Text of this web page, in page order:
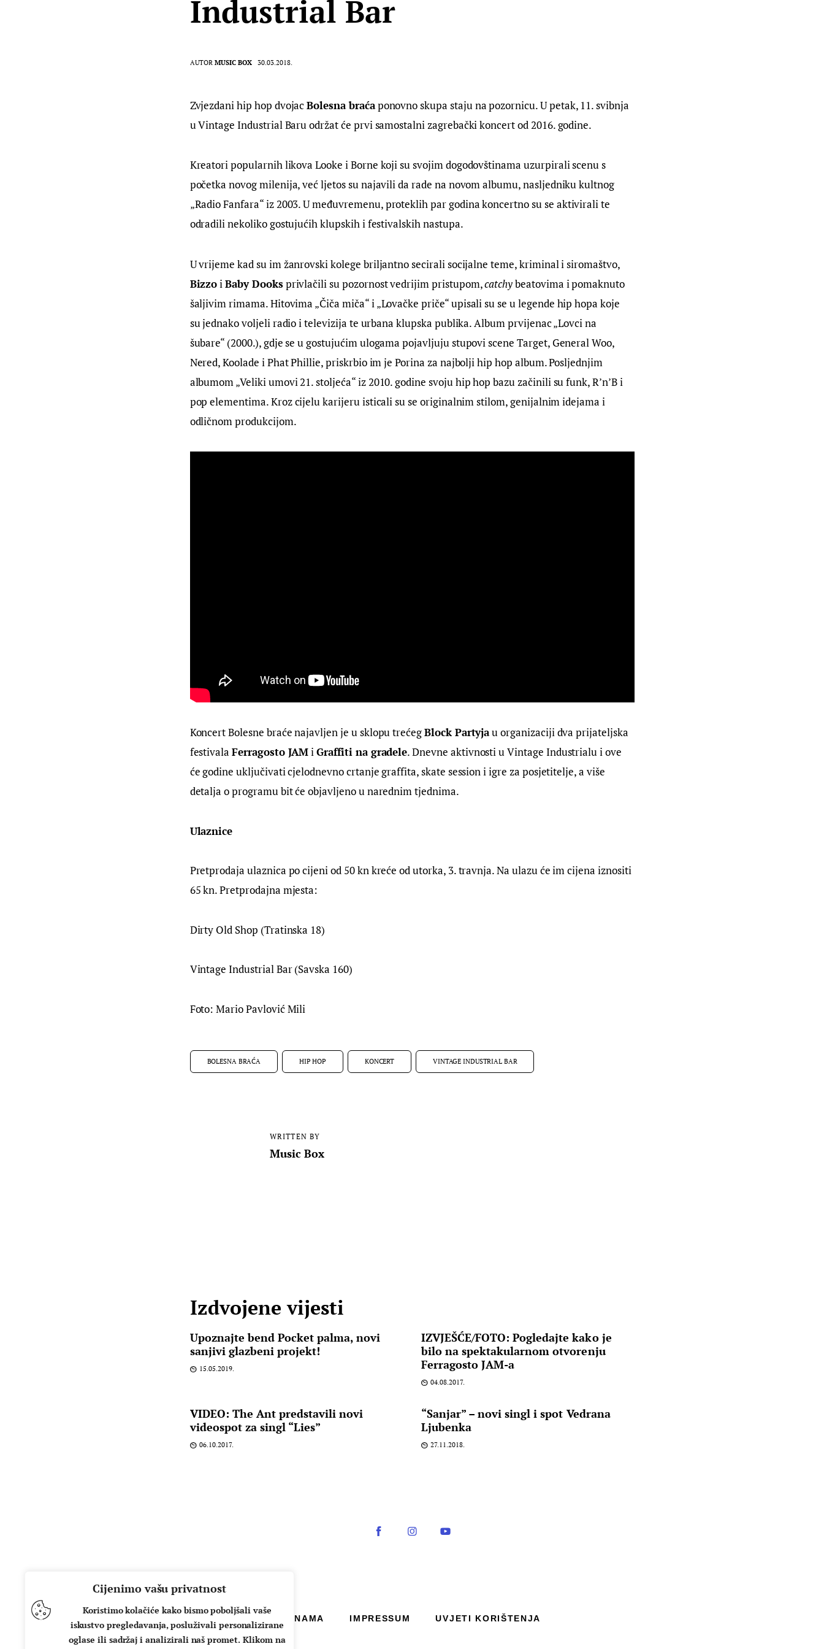
Cijenimo vašu privatnost
Koristimo kolačiće kako bismo poboljšali vaše
iskustvo pregledavanja, posluživali personalizirane
oglase ili sadržaj i analizirali naš promet. Klikom na
Industrial Bar
AUTOR MUSIC BOX 30.03.2018.
Zvjezdani hip hop dvojac Bolesna braća ponovno skupa staju na pozornicu. U petak, 11. svibnja
u Vintage Industrial Baru održat će prvi samostalni zagrebački koncert od 2016. godine.
Kreatori popularnih likova Looke i Borne koji su svojim dogodovštinama uzurpirali scenu s
početka novog milenija, već ljetos su najavili da rade na novom albumu, nasljedniku kultnog
„Radio Fanfara“ iz 2003. U međuvremenu, proteklih par godina koncertno su se aktivirali te
odradili nekoliko gostujućih klupskih i festivalskih nastupa.
U vrijeme kad su im žanrovski kolege briljantno secirali socijalne teme, kriminal i siromaštvo,
Bizzo i Baby Dooks privlačili su pozornost vedrijim pristupom, catchy beatovima i pomaknuto
šaljivim rimama. Hitovima „Čiča miča“ i „Lovačke priče“ upisali su se u legende hip hopa koje
su jednako voljeli radio i televizija te urbana klupska publika. Album prvijenac „Lovci na
šubare“ (2000.), gdje se u gostujućim ulogama pojavljuju stupovi scene Target, General Woo,
Nered, Koolade i Phat Phillie, priskrbio im je Porina za najbolji hip hop album. Posljednjim
albumom „Veliki umovi 21. stoljeća“ iz 2010. godine svoju hip hop bazu začinili su funk, R’n’B i
pop elementima. Kroz cijelu karijeru isticali su se originalnim stilom, genijalnim idejama i
odličnom produkcijom.
Koncert Bolesne braće najavljen je u sklopu trećeg Block Partyja u organizaciji dva prijateljska
festivala Ferragosto JAM i Graffiti na gradele. Dnevne aktivnosti u Vintage Industrialu i ove
će godine uključivati cjelodnevno crtanje graffita, skate session i igre za posjetitelje, a više
detalja o programu bit će objavljeno u narednim tjednima.
Ulaznice
Pretprodaja ulaznica po cijeni od 50 kn kreće od utorka, 3. travnja. Na ulazu će im cijena iznositi
65 kn. Pretprodajna mjesta:
Dirty Old Shop (Tratinska 18)
Vintage Industrial Bar (Savska 160)
Foto: Mario Pavlović Mili
BOLESNA BRAĆA HIP HOP KONCERT VINTAGE INDUSTRIAL BAR
WRITTEN BY
Music Box
Izdvojene vijesti
Upoznajte bend Pocket palma, novi
sanjivi glazbeni projekt!
15.05.2019.
IZVJEŠĆE/FOTO: Pogledajte kako je
bilo na spektakularnom otvorenju
Ferragosto JAM-a
04.08.2017.
VIDEO: The Ant predstavili novi
videospot za singl “Lies”
06.10.2017.
“Sanjar” – novi singl i spot Vedrana
Ljubenka
27.11.2018.
O NAMA IMPRESSUM UVJETI KORIŠTENJA